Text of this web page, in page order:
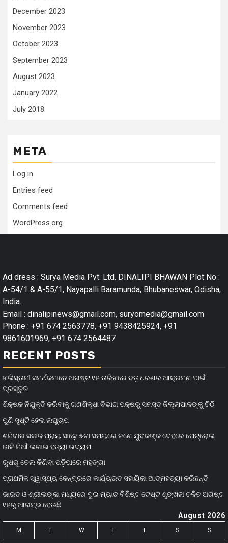
December 2023
November 2023
October 2023
September 2023
August 2023
January 2022
July 2018
META
Log in
Entries feed
Comments feed
WordPress.org
Ad dress : Surya Media Pvt. Ltd. DINALIPI BHAWAN Plot No :
A-54/1 & A-55/1, Nayapalli Baramunda, Bhubaneswar, Odisha,
India.
Email : dinalipinews@gmail.com, suryomedia@gmail.com
Phone : +91 674 2563778, +91 9438425924, +91
9861601969, +91 674 2564487
RECENT POSTS
ଖଲିସ୍ତାନୀ ସମର୍ଥକମାନେ ଅଗଷ୍ଟ ୧୫ ତାରିଖରେ ବଡ଼ ଧରଣର ଆକ୍ରମଣ ପାଇଁ
ପ୍ରସ୍ତୁତ
ଶିକ୍ଷକ ନିଯୁକ୍ତି କରିବାକୁ ଗଣଶିକ୍ଷା ବିଭାଗ ପକ୍ଷରୁ ସମସ୍ତ ଜିଲ୍ଲାପାଳଙ୍କୁ ଚିଠି
ପୁଣି ସୃଷ୍ଟି ହେଲା ଲଘୁଚାପ
ଶନିବାର ସକାଳ ପ୍ରାୟ ସାଢ଼େ ୫ଟା ସମୟରେ ଜଣେ ଯୁବକଙ୍କ ଦେହରେ ପେଟ୍ରୋଲ
ଢାଳି ନିଆଁ ଲଗାଇ ହତ୍ୟା ଉଦ୍ୟମ
ରୁଷରୁ ତେଲ କିଣିବା ପଡ଼ିପାରେ ମହଙ୍ଗା
ପ୍ରାଥମିକ ସ୍ୱାସ୍ଥ୍ୟ କେନ୍ଦ୍ରରେ କାର୍ଯ୍ୟରତ ସହାୟିକା ଆତ୍ମହତ୍ୟା କରିଛନ୍ତି
ଭାରତ ଓ ଶ୍ରୀଲଙ୍କା ମଧ୍ୟରେ ଦୁଇ ମ୍ୟାଚ ବିଶିଷ୍ଟ ଟେଷ୍ଟ ଶୃଙ୍ଖଳା ଚଳିତ ଅଗଷ୍ଟ
୧୫ରୁ ଆରମ୍ଭ ହେଊଛି
August 2026
M T W T F S S